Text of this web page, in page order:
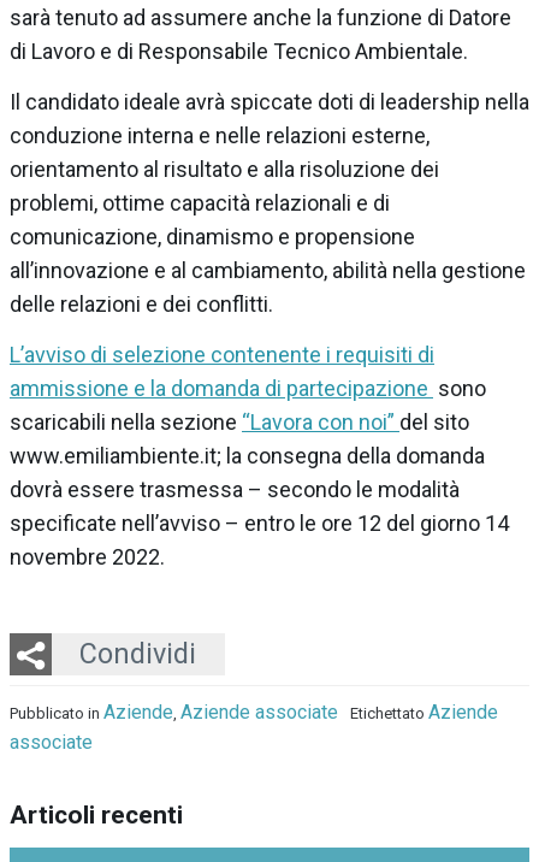
sarà tenuto ad assumere anche la funzione di Datore
di Lavoro e di Responsabile Tecnico Ambientale.
Il candidato ideale avrà spiccate doti di leadership nella
conduzione interna e nelle relazioni esterne,
orientamento al risultato e alla risoluzione dei
problemi, ottime capacità relazionali e di
comunicazione, dinamismo e propensione
all’innovazione e al cambiamento, abilità nella gestione
delle relazioni e dei conflitti.
L’avviso di selezione contenente i requisiti di
ammissione e la domanda di partecipazione sono
scaricabili nella sezione “Lavora con noi” del sito
www.emiliambiente.it; la consegna della domanda
dovrà essere trasmessa – secondo le modalità
specificate nell’avviso – entro le ore 12 del giorno 14
novembre 2022.
Condividi
Twitter
LinkedIn
Email
Whatsapp
Pubblicato in Aziende Aziende associate Etichettato Aziende
associate
Articoli recenti